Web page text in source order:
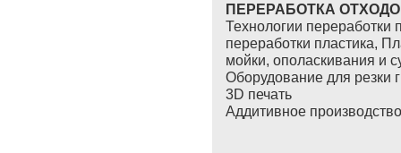
ПЕРЕРАБОТКА
Технологии переработки
переработки пластика,
мойки, ополаскивания и
Оборудование для резки
3D печать
Аддитивное производство